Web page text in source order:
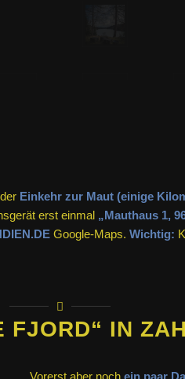
Einkehr zur Maut (einige
erst einmal „Mauthaus 1,
Google-Maps. Wichtig:
FJORD“ IN
Vorerst aber noch ein paar